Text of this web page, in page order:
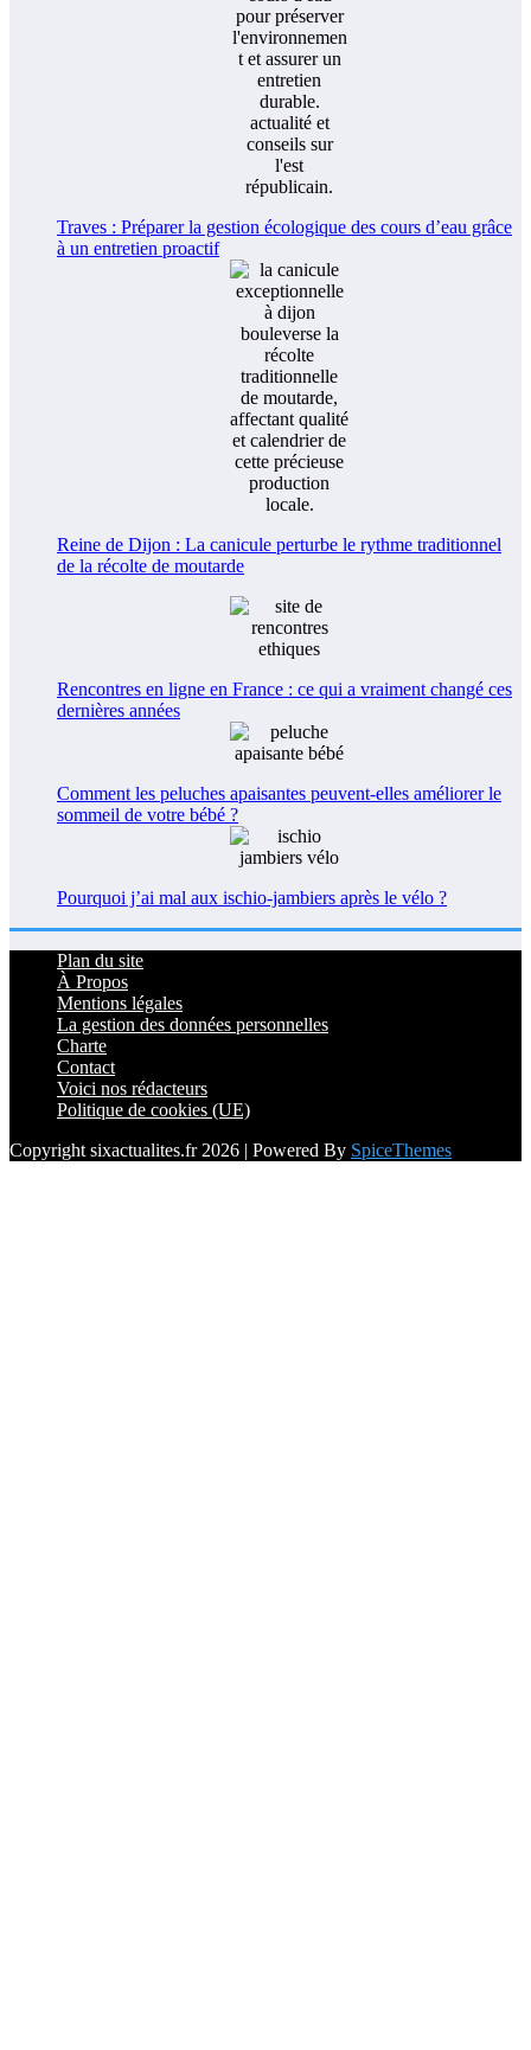
Traves : Préparer la gestion écologique des cours d’eau grâce
à un entretien proactif
Reine de Dijon : La canicule perturbe le rythme traditionnel
de la récolte de moutarde
Rencontres en ligne en France : ce qui a vraiment changé ces
dernières années
Comment les peluches apaisantes peuvent-elles améliorer le
sommeil de votre bébé ?
Pourquoi j’ai mal aux ischio-jambiers après le vélo ?
Plan du site
À Propos
Mentions légales
La gestion des données personnelles
Charte
Contact
Voici nos rédacteurs
Politique de cookies (UE)
Copyright sixactualites.fr 2026 | Powered By SpiceThemes